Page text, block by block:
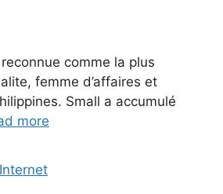
comme la plus
femme d’affaires et
Small a accumulé
more